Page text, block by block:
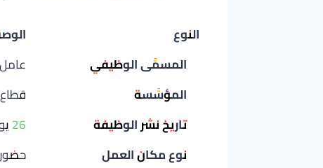
النوع
المسمَّى الوظيفي
المؤسَّسة
تاريخ نشر الوظيفة
26 يونيو 2026
نوع مكان العمل